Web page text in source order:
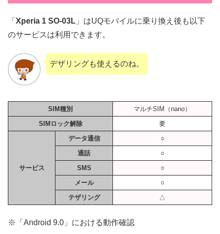
「 Xperia 1 SO-03L 」はUQモバイルに乗り換え後も以下
のサービスは利用できます。
デザリングも使えるのね。
SIM種別
マルチSIM（nano）
SIMロック解除
要
サービス
データ通信
○
通話
○
SMS
○
メール
○
テザリング
△
※「Android 9.0」における動作確認